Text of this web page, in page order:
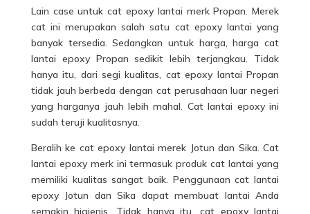
Lain case untuk cat epoxy lantai merk Propan. Merek
cat ini merupakan salah satu cat epoxy lantai yang
banyak tersedia. Sedangkan untuk harga, harga cat
lantai epoxy Propan sedikit lebih terjangkau. Tidak
hanya itu, dari segi kualitas, cat epoxy lantai Propan
tidak jauh berbeda dengan cat perusahaan luar negeri
yang harganya jauh lebih mahal. Cat lantai epoxy ini
sudah teruji kualitasnya.
Beralih ke cat epoxy lantaimerek Jotun dan Sika. Cat
lantai epoxy merk ini termasuk produk cat lantai yang
memiliki kualitas sangat baik. Penggunaan cat lantai
epoxy Jotun dan Sika dapat membuat lantai Anda
semakin higienis. Tidak hanya itu, cat epoxy lantai